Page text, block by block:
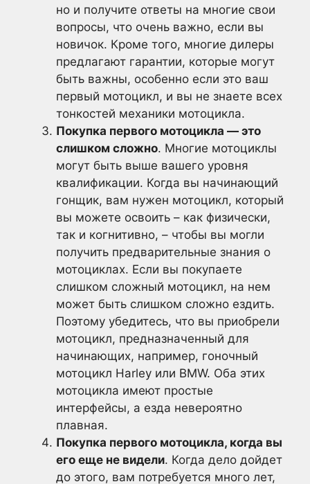
но и получите ответы на многие свои
вопросы, что очень важно, если вы
новичок. Кроме того, многие дилеры
предлагают гарантии, которые могут
быть важны, особенно если это ваш
первый мотоцикл, и вы не знаете всех
тонкостей механики мотоцикла.
Покупка первого мотоцикла — это
слишком сложно. Многие мотоциклы
могут быть выше вашего уровня
квалификации. Когда вы начинающий
гонщик, вам нужен мотоцикл, который
вы можете освоить – как физически,
так и когнитивно, – чтобы вы могли
получить предварительные знания о
мотоциклах. Если вы покупаете
слишком сложный мотоцикл, на нем
может быть слишком сложно ездить.
Поэтому убедитесь, что вы приобрели
мотоцикл, предназначенный для
начинающих, например, гоночный
мотоцикл Harley или BMW. Оба этих
мотоцикла имеют простые
интерфейсы, а езда невероятно
плавная.
Покупка первого мотоцикла, когда вы
его еще не видели. Когда дело дойдет
до этого, вам потребуется много лет,